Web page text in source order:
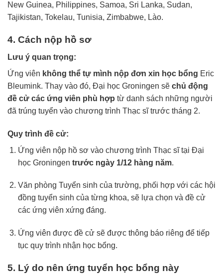
New Guinea, Philippines, Samoa, Sri Lanka, Sudan,
Tajikistan, Tokelau, Tunisia, Zimbabwe, Lào.
4. Cách nộp hồ sơ
Lưu ý quan trọng:
Ứng viên không thể tự mình nộp đơn xin học bổng Eric
Bleumink. Thay vào đó, Đại học Groningen sẽ chủ động
đề cử các ứng viên phù hợp từ danh sách những người
đã trúng tuyển vào chương trình Thạc sĩtrước tháng 2.
Quy trình đề cử:
Ứng viên nộp hồ sơ vào chương trình Thạc sĩtại Đại
học Groningen trước ngày 1/12 hàng năm.
Văn phòng Tuyển sinh của trường, phối hợp với các hội
đồng tuyển sinh của từng khoa, sẽ lựa chọn và đề cử
các ứng viên xứng đáng.
Ứng viên được đề cử sẽ được thông báo riêng để tiếp
tục quy trình nhận học bổng.
5. Lý do nên ứng tuyển học bổng này